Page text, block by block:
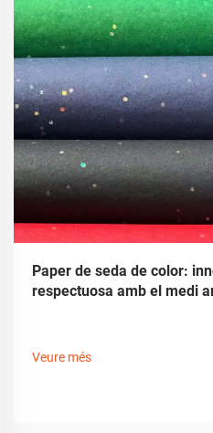
Paper de seda de color:
respectuosa amb el medi
Veure més